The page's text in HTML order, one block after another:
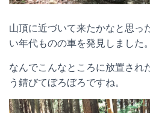
山頂に近づいて来たかなと思っ
い年代ものの車を発見しました。
なんでこんなところに放置され
う錆びてぼろぼろですね。